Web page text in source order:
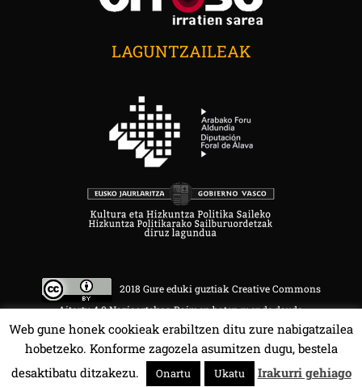
LAGUNTZAILEAK
2018 Gure eduki guztiak Creative Commons
Aitortu 4.0 Nazioartekoa Baimen baten mende daude.
HALA BEDI BAT 107.4 MHz.
Web gune honek cookieak erabiltzen ditu zure nabigatzailea
hobetzeko. Konforme zagozela asumitzen dugu, bestela
desaktibatu ditzakezu.
Onartu Ukatu Irakurri gehiago